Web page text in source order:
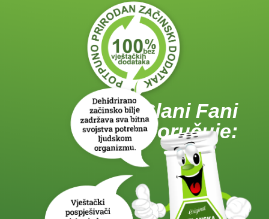
Slani Fani
preporučuje: